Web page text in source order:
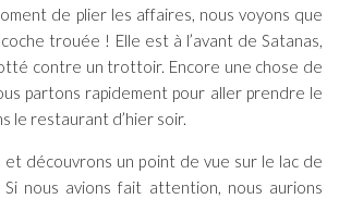
de plier les affaires, nous voyons que
trouée ! Elle est à l’avant de Satanas,
contre un trottoir. Encore une chose de
partons rapidement pour aller prendre le
le restaurant d’hier soir.
et découvrons un point de vue sur le lac de
Si nous avions fait attention, nous aurions